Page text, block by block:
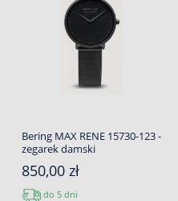
Bering MAX RENE 15730-123 -
zegarek damski
850,00 zł
do 5 dni